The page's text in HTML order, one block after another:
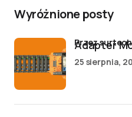
Wyróżnione posty
Adapter
przez surtech
25 sierpnia,